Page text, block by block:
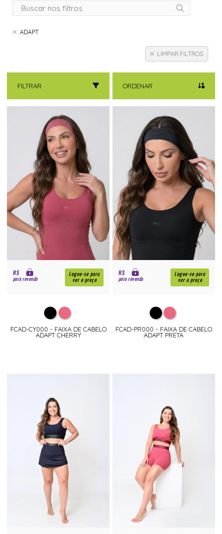
ADAPT
LIMPAR FILTROS
FILTRAR ORDENAR
R$
para revenda
Logue-se para
ver o preço
FCAD-CY000 - FAIXA DE CABELO
ADAPT CHERRY
R$
para revenda
Logue-se para
ver o preço
FCAD-PR000 - FAIXA DE CABELO
ADAPT PRETA